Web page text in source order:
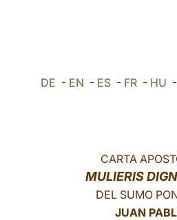
DE - EN - ES - FR - HU -
CARTA
MULIERIS
DEL SUMO
JUAN